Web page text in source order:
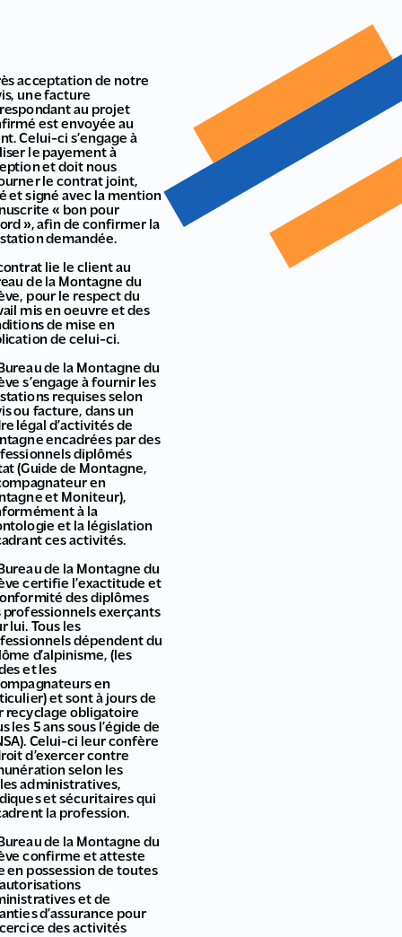
acceptation de notre
une facture
au projet
est envoyée au
Celui-ci s’engage à
le payement à
et doit nous
le contrat joint,
et signé avec la mention
« bon pour
», afin de confirmer la
demandée.
lie le client au
de la Montagne du
pour le respect du
mis en oeuvre et des
de mise en
de celui-ci.
de la Montagne du
s’engage à fournir les
requises selon
ou facture, dans un
légal d’activités de
encadrées par des
diplômés
(Guide de Montagne,
en
et Moniteur),
à la
et la législation
ces activités.
de la Montagne du
certifie l’exactitude et
des diplômes
professionnels exerçants
lui. Tous les
dépendent du
d’alpinisme, (les
et les
en
et sont à jours de
recyclage obligatoire
les 5 ans sous l’égide de
Celui-ci leur confère
d’exercer contre
selon les
administratives,
et sécuritaires qui
la profession.
de la Montagne du
confirme et atteste
en possession de toutes
et de
d’assurance pour
des activités